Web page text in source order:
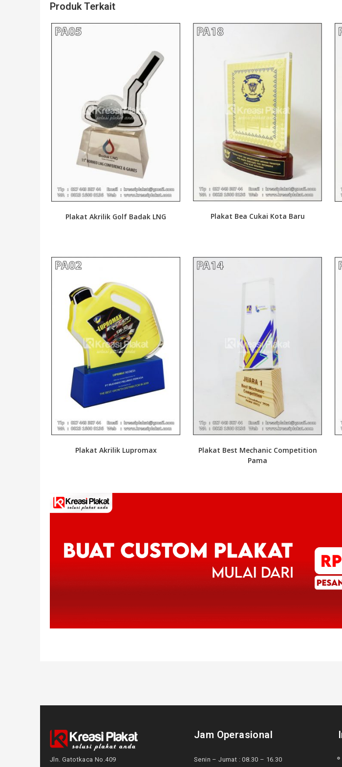
Produk Terkait
Plakat Akrilik Golf Badak LNG Plakat Bea Cukai Kota Baru
Plakat Akrilik Lupromax
Plakat Best Mechanic Competition
Pama
Jln. Gatotkaca No.409
Jam Operasional
Senin – Jumat : 08.30 – 16.30